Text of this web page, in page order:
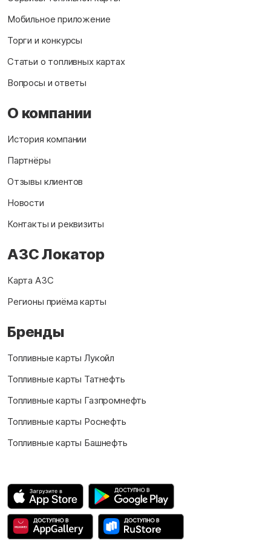
Мобильное приложение
Торги и конкурсы
Статьи о топливных картах
Вопросы и ответы
О компании
История компании
Партнёры
Отзывы клиентов
Новости
Контакты и реквизиты
АЗС Локатор
Карта АЗС
Регионы приёма карты
Бренды
Топливные карты Лукойл
Топливные карты Татнефть
Топливные карты Газпромнефть
Топливные карты Роснефть
Топливные карты Башнефть